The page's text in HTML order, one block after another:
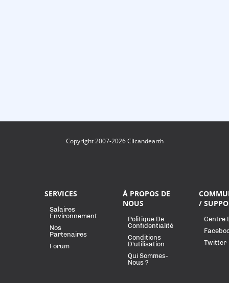
Copyright 2007-2026 Clicandearth
SERVICES
Salaires
Environnement
Nos
Partenaires
Forum
À PROPOS DE
NOUS
Politique De
Confidentialité
Conditions
D'utilisation
Qui Sommes-
Nous ?
/
Centre
Twitter